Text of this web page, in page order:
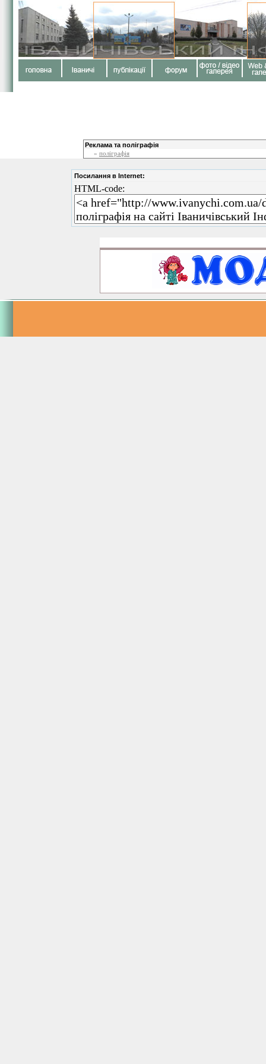
Реклама та поліграфія
» поліграфія
Посилання в Internet:
HTML-code: